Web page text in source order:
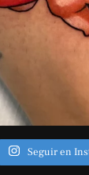
Seguir en